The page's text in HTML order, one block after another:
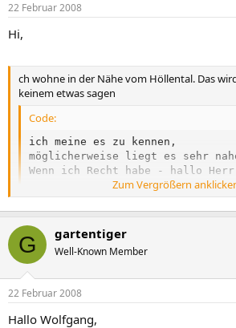
22 Februar 2008
Hi,
ch wohne in der Nähe vom Höllental. Das
keinem etwas sagen
Code:
ich meine es zu kennen,
möglicherweise liegt es sehr
Wenn ich Recht habe - hallo Herr
Gruß Wolfgang
Zum Vergrößern
G gartentiger
Well-Known Member
22 Februar 2008
Hallo Wolfgang,